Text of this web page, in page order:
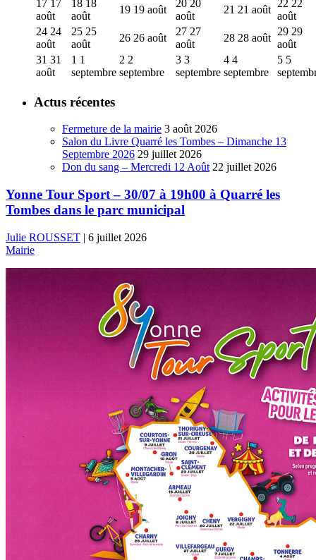
17 17
août
18 18
août
19 19 août
20 20
août
21 21 août
22 22
août
24 24
août
25 25
août
26 26 août
27 27
août
28 28 août
29 29
août
31 31
août
1 1
septembre
2 2
septembre
3 3
septembre
4 4
septembre
5 5
Actus récentes
Fermeture de la mairie 3 août 2026
Salon du Livre Quarré les Tombes – Dimanche 13
Septembre 2026 29 juillet 2026
Don du sang – Mercredi 12 Août 22 juillet 2026
Yonne Tour Sport – 30/07 à 19h00 à Quarré les
Tombes dans le parc municipal
Julie ROUSSET | 6 juillet 2026
Mairie